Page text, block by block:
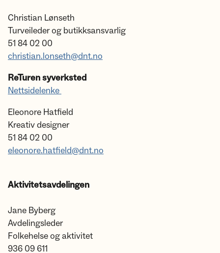
Christian Lønseth
Turveileder og butikksansvarlig
51 84 02 00
christian.lonseth@dnt.no
ReTuren syverksted
Nettsidelenke
Eleonore Hatfield
Kreativ designer
51 84 02 00
eleonore.hatfield@dnt.no
Aktivitetsavdelingen
Jane Byberg
Avdelingsleder
Folkehelse og aktivitet
936 09 611